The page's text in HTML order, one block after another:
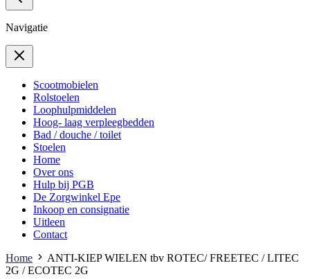
Navigatie
Scootmobielen
Rolstoelen
Loophulpmiddelen
Hoog- laag verpleegbedden
Bad / douche / toilet
Stoelen
Home
Over ons
Hulp bij PGB
De Zorgwinkel Epe
Inkoop en consignatie
Uitleen
Contact
Home
ANTI-KIEP WIELEN tbv ROTEC/ FREETEC / LITEC
2G / ECOTEC 2G